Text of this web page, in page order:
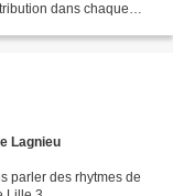
dans chaque
Lagnieu
parler des rhytmes de